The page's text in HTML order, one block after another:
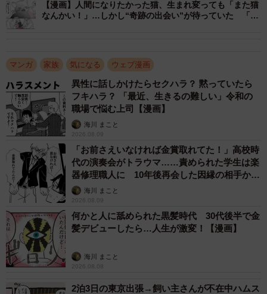
その後、袋を開けて「わあっ ぬいぐるみじゃんっ！」と喜
ぶ母が、圷さんにスマホでお礼のメッセージを送ろうとし
ます。すると、突如としてぬいぐるみが「よう スマホ打つ
の手伝うぜ」と喋り出したのです。当然、母は「わっ 喋っ
た!?」と驚いたものの、ぬいぐるみの手伝いもあって、圷
さんにぬいぐるみの写真とともに「よう オレだぜ。今日は
ありがとうな。」というメッセージを送るのでした。
【漫画】人間になりたかった猫、生まれ変っても「また猫
なんかい！」…しかし“奇跡の出会い”が待っていた 「昔
マンガ 家族 気になる ウェブ漫画
異性に話しかけたらセクハラ？ 黙っていたら
フキハラ？ 「最近、生きるの難しい」令和の
職場で悩む上司【漫画】
海川 まこと
2026.08.09
「お前さえいなければ金賞取れてた！」高校時
代の演奏会がトラウマ……責められた学生は楽
器修理職人に 10年後再会した因縁の相手から
思わぬ申し出【漫画】
海川 まこと
2026.08.09
何かと人に舐められた黒髪時代 30代後半で金
髪デビューしたら…人生が激変！【漫画】
海川 まこと
2026.08.08
2泊3日の東京出張→飼い主さんが不在中ハムス